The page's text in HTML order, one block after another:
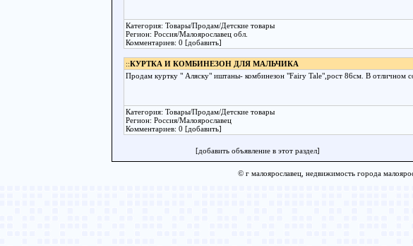
Категория: Товары/Продам/Детские товары
Регион: Россия/Малоярославец обл.
Комментариев: 0 [добавить]
::КУРТКА И КОМБИНЕЗОН ДЛЯ МАЛЬЧИКА
Продам куртку " Аляску" иштаны- комбинезон "Fairy Tale",рост 86см. В отличном
Категория: Товары/Продам/Детские товары
Регион: Россия/Малоярославец
Комментариев: 0 [добавить]
[добавить объявление в этот раздел]
© г малоярославец, недвижимость города